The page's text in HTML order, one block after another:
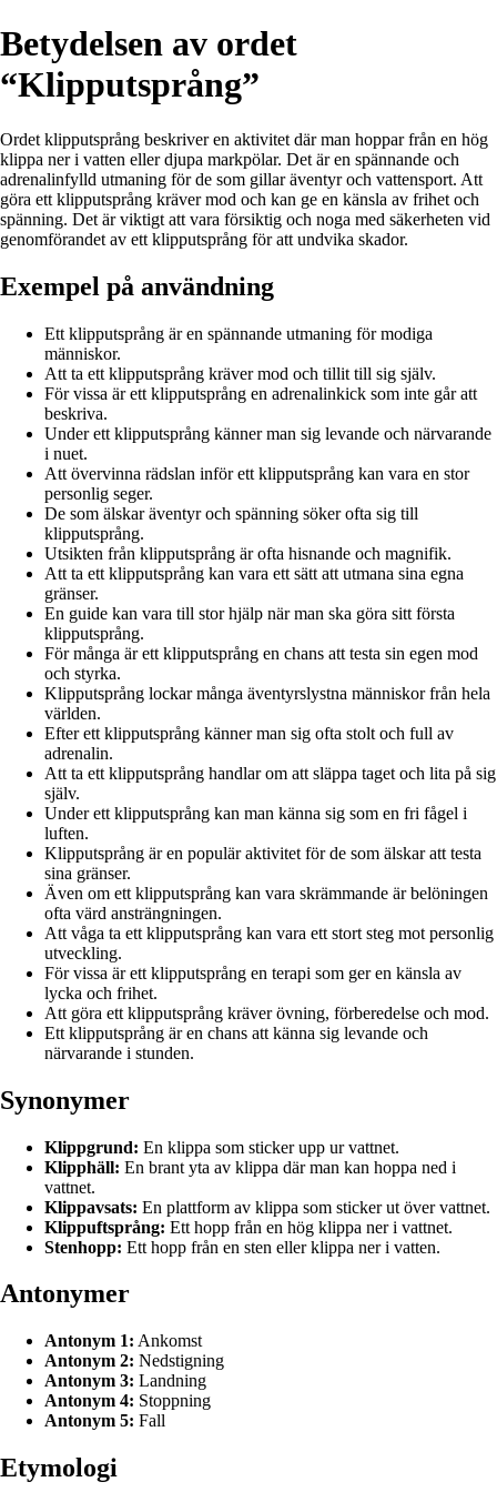
Betydelsen av ordet
“Klipputsprång”
Ordet klipputsprång beskriver en aktivitet där man hoppar från en hög
klippa ner i vatten eller djupa markpölar. Det är en spännande och
adrenalinfylld utmaning för de som gillar äventyr och vattensport. Att
göra ett klipputsprång kräver mod och kan ge en känsla av frihet och
spänning. Det är viktigt att vara försiktig och noga med säkerheten vid
genomförandet av ett klipputsprång för att undvika skador.
Exempel på användning
Ett klipputsprång är en spännande utmaning för modiga
människor.
Att ta ett klipputsprång kräver mod och tillit till sig själv.
För vissa är ett klipputsprång en adrenalinkick som inte går att
beskriva.
Under ett klipputsprång känner man sig levande och närvarande
i nuet.
Att övervinna rädslan inför ett klipputsprång kan vara en stor
personlig seger.
De som älskar äventyr och spänning söker ofta sig till
klipputsprång.
Utsikten från klipputsprång är ofta hisnande och magnifik.
Att ta ett klipputsprång kan vara ett sätt att utmana sina egna
gränser.
En guide kan vara till stor hjälp när man ska göra sitt första
klipputsprång.
För många är ett klipputsprång en chans att testa sin egen mod
och styrka.
Klipputsprång lockar många äventyrslystna människor från hela
världen.
Efter ett klipputsprång känner man sig ofta stolt och full av
adrenalin.
Att ta ett klipputsprång handlar om att släppa taget och lita på sig
själv.
Under ett klipputsprång kan man känna sig som en fri fågel i
luften.
Klipputsprång är en populär aktivitet för de som älskar att testa
sina gränser.
Även om ett klipputsprång kan vara skrämmande är belöningen
ofta värd ansträngningen.
Att våga ta ett klipputsprång kan vara ett stort steg mot personlig
utveckling.
För vissa är ett klipputsprång en terapi som ger en känsla av
lycka och frihet.
Att göra ett klipputsprång kräver övning, förberedelse och mod.
Ett klipputsprång är en chans att känna sig levande och
närvarande i stunden.
Synonymer
Klippgrund: En klippa som sticker upp ur vattnet.
Klipphäll: En brant yta av klippa där man kan hoppa ned i
vattnet.
Klippavsats: En plattform av klippa som sticker ut över vattnet.
Klippuftsprång: Ett hopp från en hög klippa ner i vattnet.
Stenhopp: Ett hopp från en sten eller klippa ner i vatten.
Antonymer
Antonym 1: Ankomst
Antonym 2: Nedstigning
Antonym 3: Landning
Antonym 4: Stoppning
Antonym 5: Fall
Etymologi